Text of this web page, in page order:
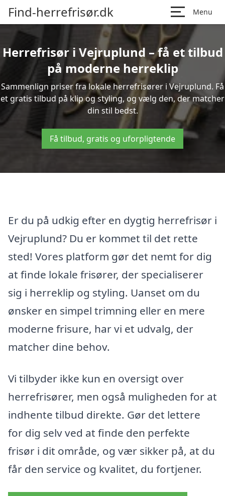
Find-herrefrisør.dk Menu
Herrefrisør i Vejruplund – få et tilbud
på moderne herreklip
Sammenlign priser fra lokale herrefrisører i Vejruplund. Få
et gratis tilbud på klip og styling, og vælg den, der matcher
din stil bedst.
Få tilbud, gratis og uforpligtende
Er du på udkig efter en dygtig herrefrisør i
Vejruplund? Du er kommet til det rette
sted! Vores platform gør det nemt for dig
at finde lokale frisører, der specialiserer
sig i herreklip og styling. Uanset om du
ønsker en simpel trimning eller en mere
moderne frisure, har vi et udvalg, der
matcher dine behov.
Vi tilbyder ikke kun en oversigt over
herrefrisører, men også muligheden for at
indhente tilbud direkte. Gør det lettere
for dig selv ved at finde den perfekte
frisør i dit område, og vær sikker på, at du
får den service og kvalitet, du fortjener.